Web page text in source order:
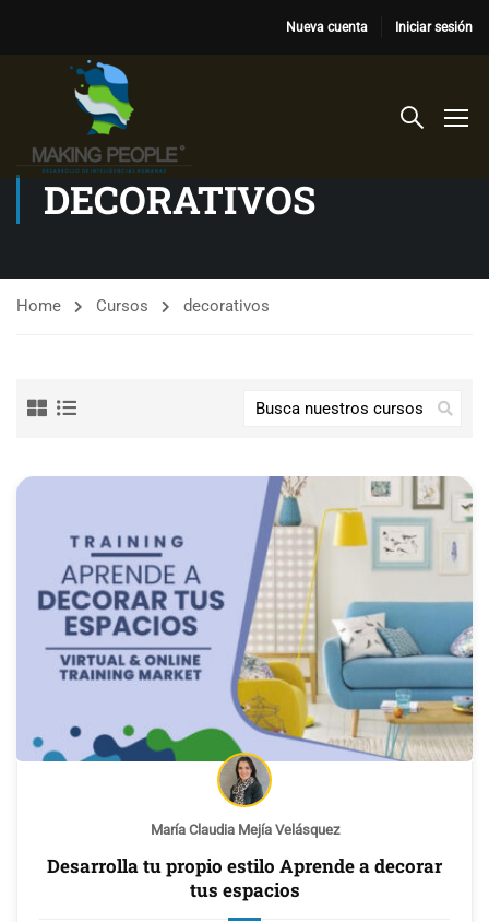
Nueva cuenta Iniciar sesión
DECORATIVOS
Home Cursos decorativos
María Claudia Mejía Velásquez
Desarrolla tu propio estilo Aprende a decorar
tus espacios